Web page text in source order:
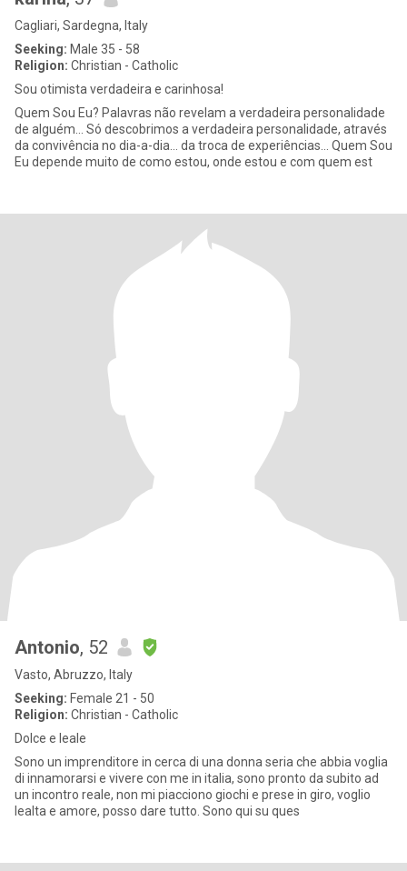
Cagliari, Sardegna, Italy
Seeking: Male 35 - 58
Religion: Christian - Catholic
Sou otimista verdadeira e carinhosa!
Quem Sou Eu? Palavras não revelam a verdadeira personalidade
de alguém... Só descobrimos a verdadeira personalidade, através
da convivência no dia-a-dia... da troca de experiências... Quem Sou
Eu depende muito de como estou, onde estou e com quem est
Antonio, 52
Vasto, Abruzzo, Italy
Seeking: Female 21 - 50
Religion: Christian - Catholic
Dolce e leale
Sono un imprenditore in cerca di una donna seria che abbia voglia
di innamorarsi e vivere con me in italia, sono pronto da subito ad
un incontro reale, non mi piacciono giochi e prese in giro, voglio
lealta e amore, posso dare tutto. Sono qui su ques